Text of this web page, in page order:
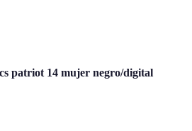
patriot 14 mujer negro/digital